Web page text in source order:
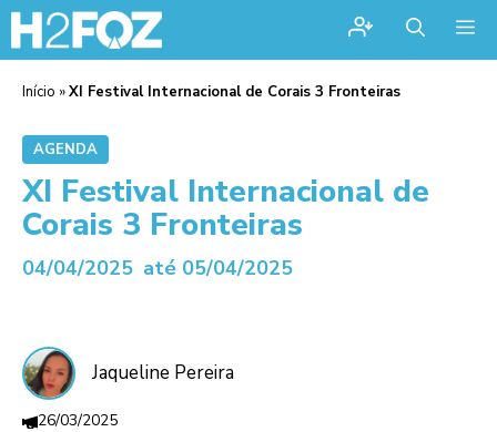
Início »XI Festival Internacional de Corais 3 Fronteiras
AGENDA
XI Festival Internacional de
Corais 3 Fronteiras
04/04/2025 até 05/04/2025
Jaqueline Pereira
26/03/2025